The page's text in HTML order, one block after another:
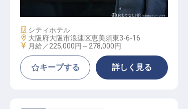
施設業態
シティホテル
勤務地
大阪府大阪市浪速区恵美須東3-6-16
給与
月給／225,000円～ 278,000円
キープする 詳しく見る